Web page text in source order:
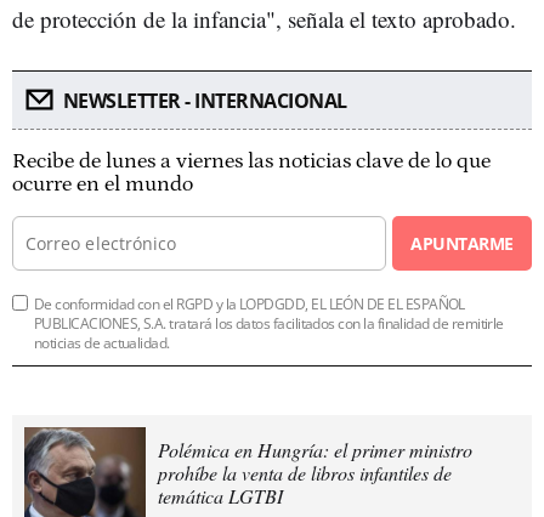
de protección de la infancia", señala el texto aprobado.
NEWSLETTER - INTERNACIONAL
Recibe de lunes a viernes las noticias clave de lo que
ocurre en el mundo
APUNTARME
De conformidad con el RGPD y la LOPDGDD, EL LEÓN DE EL ESPAÑOL
PUBLICACIONES, S.A. tratará los datos facilitados con la finalidad de remitirle
noticias de actualidad.
Polémica en Hungría: el primer ministro
prohíbe la venta de libros infantiles de
temática LGTBI